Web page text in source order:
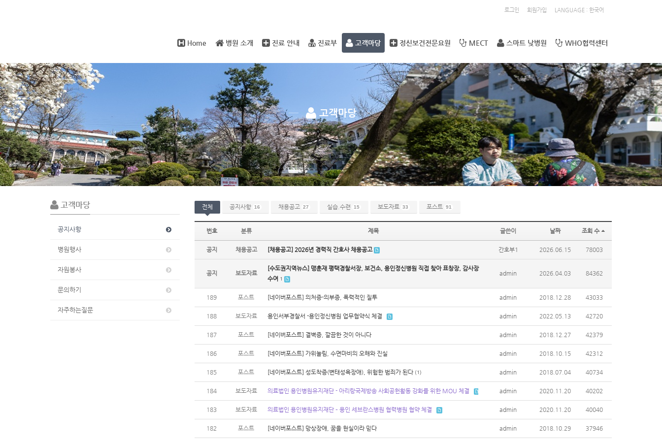
로그인 회원가입 LANGUAGE : 한국어
Home 병원 소개 진료 안내 진료부 고객마당 정신보건전문요원 MECT 스마트 낮병원 WHO협력센터
Sub
Promotion
고객마당
고객마당
공지사항
병원행사
자원봉사
문의하기
자주하는질문
전체 공지사항 16 채용공고 27 실습.수련 15 보도자료 33 포스트 91
번호 분류 제목 글쓴이 날짜 조회 수
공지 채용공고 [채용공고] 2026년 경력직 간호사 채용공고 간호부1 2026.06.15 78003
공지 보도자료
[수도권지역뉴스] 맹훈재 평택경찰서장, 보건소, 용인정신병원 직접 찾아 표창장, 감사장
수여 1
admin 2026.04.03 84362
189 포스트 [네이버포스트] 의처증-의부증, 폭력적인 질투 admin 2018.12.28 43033
188 보도자료 용인서부경찰서 -용인정신병원 업무협약식 체결 admin 2022.05.13 42720
187 포스트 [네이버포스트] 결벽증, 깔끔한 것이 아니다 admin 2018.12.27 42379
186 포스트 [네이버포스트] 가위눌림, 수면마비의 오해와 진실 admin 2018.10.15 42312
185 포스트 [네이버포스트] 성도착증(변태성욕장애), 위험한 범죄가 된다 (1) admin 2018.07.04 40734
184 보도자료 의료법인 용인병원유지재단 - 아리랑국제방송 사회공헌활동 강화를 위한 MOU 체결 admin 2020.11.20 40202
183 보도자료 의료법인 용인병원유지재단 – 용인 세브란스병원 협력병원 협약 체결 admin 2020.11.20 40040
182 포스트 [네이버포스트] 망상장애, 꿈을 현실이라 믿다 admin 2018.10.29 37946